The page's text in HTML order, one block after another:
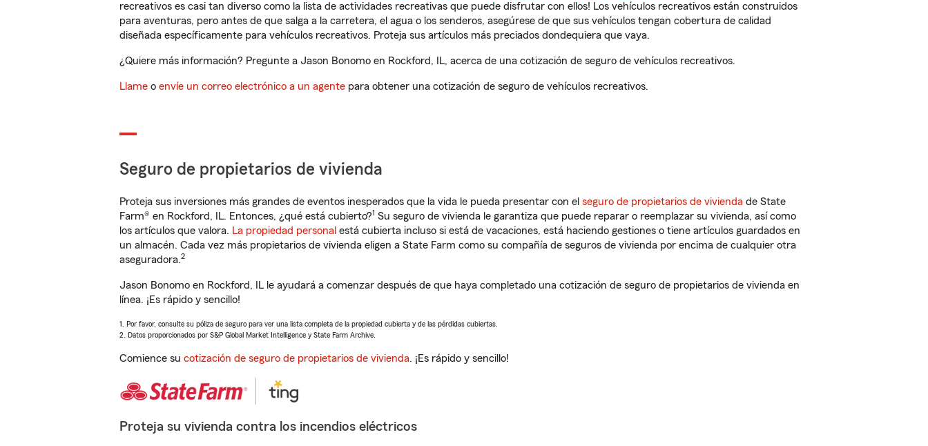
recreativos es casi tan diverso como la lista de actividades recreativas que puede disfrutar con ellos! Los vehículos recreativos están construidos
para aventuras, pero antes de que salga a la carretera, el agua o los senderos, asegúrese de que sus vehículos tengan cobertura de calidad
diseñada específicamente para vehículos recreativos. Proteja sus artículos más preciados dondequiera que vaya.
¿Quiere más información? Pregunte a Jason Bonomo en Rockford, IL, acerca de una cotización de seguro de vehículos recreativos.
Llame o envíe un correo electrónico a un agente para obtener una cotización de seguro de vehículos recreativos.
Seguro de propietarios de vivienda
Proteja sus inversiones más grandes de eventos inesperados que la vida le pueda presentar con el seguro de propietarios de vivienda de State
Farm® en Rockford, IL. Entonces, ¿qué está cubierto?1 Su seguro de vivienda le garantiza que puede reparar o reemplazar su vivienda, así como
los artículos que valora. La propiedad personal está cubierta incluso si está de vacaciones, está haciendo gestiones o tiene artículos guardados en
un almacén. Cada vez más propietarios de vivienda eligen a State Farm como su compañía de seguros de vivienda por encima de cualquier otra
aseguradora.2
Jason Bonomo en Rockford, IL le ayudará a comenzar después de que haya completado una cotización de seguro de propietarios de vivienda en
línea. ¡Es rápido y sencillo!
1. Por favor, consulte su póliza de seguro para ver una lista completa de la propiedad cubierta y de las pérdidas cubiertas.
2. Datos proporcionados por S&P Global Market Intelligence y State Farm Archive.
Comience su cotización de seguro de propietarios de vivienda. ¡Es rápido y sencillo!
Proteja su vivienda contra los incendios eléctricos